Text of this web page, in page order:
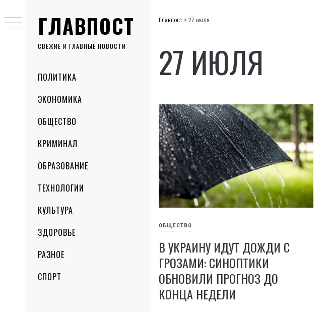
ГЛАВПОСТ
СВЕЖИЕ И ГЛАВНЫЕ НОВОСТИ
MenuПОЛИТИКА
ЭКОНОМИКА
ОБЩЕСТВО
КРИМИНАЛ
ОБРАЗОВАНИЕ
ТЕХНОЛОГИИ
КУЛЬТУРА
ЗДОРОВЬЕ
РАЗНОЕ
СПОРТ
to
content
Главпост > 27 июля
27 ИЮЛЯ
ОБЩЕСТВО
В УКРАИНУ ИДУТ ДОЖДИ С
ГРОЗАМИ: СИНОПТИКИ
ОБНОВИЛИ ПРОГНОЗ ДО
КОНЦА НЕДЕЛИ